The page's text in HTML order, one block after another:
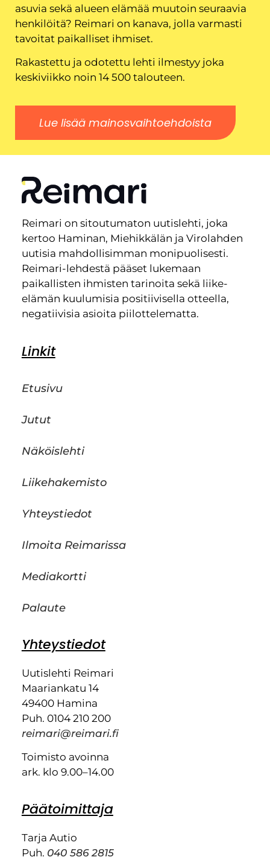
asuvia sekä alueen elämää muutoin seuraavia
henkilöitä? Reimari on kanava, jolla varmasti
tavoitat paikalliset ihmiset.
Rakastettu ja odotettu lehti ilmestyy joka
keskiviikko noin 14 500 talouteen.
Lue lisää mainosvaihtoehdoista
Reimari on sitoutumaton uutislehti, joka
kertoo Haminan, Miehikkälän ja Virolahden
uutisia mahdollisimman monipuolisesti.
Reimari-lehdestä pääset lukemaan
paikallisten ihmisten tarinoita sekä liike-
elämän kuulumisia positiivisella otteella,
negatiivisia asioita piilottelematta.
Linkit
Etusivu
Jutut
Näköislehti
Liikehakemisto
Yhteystiedot
Ilmoita Reimarissa
Mediakortti
Palaute
Yhteystiedot
Uutislehti Reimari
Maariankatu 14
49400 Hamina
Puh. 0104 210 200
reimari@reimari.fi
Toimisto avoinna
ark. klo 9.00–14.00
Päätoimittaja
Tarja Autio
Puh. 040 586 2815